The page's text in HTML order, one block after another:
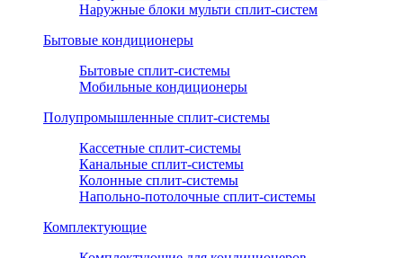
Наружные блоки мульти сплит-систем
Бытовые кондиционеры
Бытовые сплит-системы
Мобильные кондиционеры
Полупромышленные сплит-системы
Кассетные сплит-системы
Канальные сплит-системы
Колонные сплит-системы
Напольно-потолочные сплит-системы
Комплектующие